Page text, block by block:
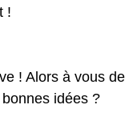
!
! Alors à vous de
idées ?